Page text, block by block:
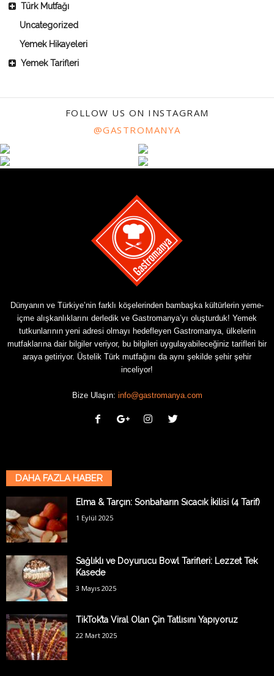
Türk Mutfağı
Uncategorized
Yemek Hikayeleri
Yemek Tarifleri
FOLLOW US ON INSTAGRAM
@GASTROMANYA
Dünyanın ve Türkiye’nin farklı köşelerinden bambaşka kültürlerin yeme-
içme alışkanlıklarını derledik ve Gastromanya’yı oluşturduk! Yemek
tutkunlarının yeni adresi olmayı hedefleyen Gastromanya, ülkelerin
mutfaklarına dair bilgiler veriyor, bu bilgileri uygulayabileceğiniz tarifleri bir
araya getiriyor. Üstelik Türk mutfağını da aynı şekilde şehir şehir
inceliyor!
Bize Ulaşın: info@gastromanya.com
DAHA FAZLA HABER
Elma & Tarçın: Sonbaharın Sıcacık İkilisi (4 Tarif)
1 Eylül 2025
Sağlıklı ve Doyurucu Bowl Tarifleri: Lezzet Tek
Kasede
3 Mayıs 2025
TikTok’ta Viral Olan Çin Tatlısını Yapıyoruz
22 Mart 2025